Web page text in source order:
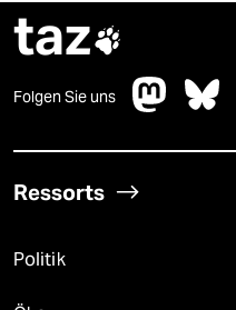
taz
Folgen Sie uns
Ressorts
Politik